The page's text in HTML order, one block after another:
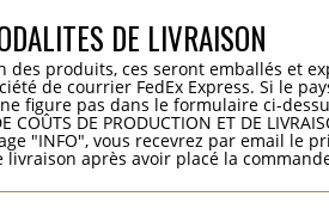
DE LIVRAISON
des produits, ces seront emballés et
de courrier FedEx Express. Si le
figure pas dans le formulaire ci-
COÛTS DE PRODUCTION ET DE
"INFO", vous recevrez par email le
livraison après avoir placé la